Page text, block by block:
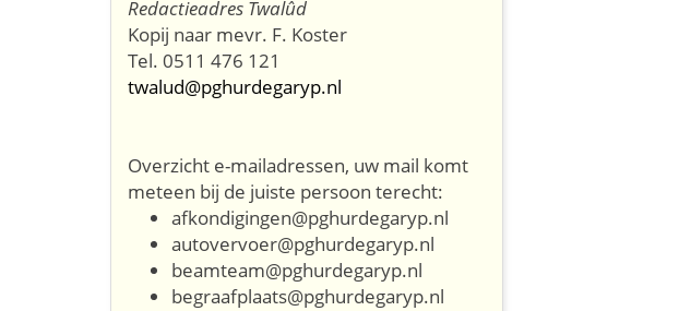
Redactieadres Twalûd
Kopij naar mevr. F. Koster
Tel. 0511 476 121
twalud@pghurdegaryp.nl
Overzicht e-mailadressen, uw mail komt
meteen bij de juiste persoon terecht:
afkondigingen@pghurdegaryp.nl
autovervoer@pghurdegaryp.nl
beamteam@pghurdegaryp.nl
begraafplaats@pghurdegaryp.nl